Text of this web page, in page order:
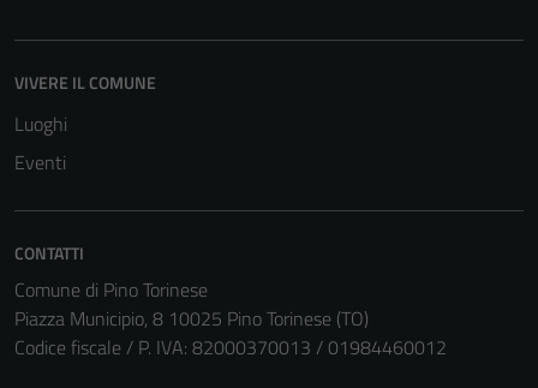
VIVERE IL COMUNE
Luoghi
Eventi
CONTATTI
Comune di Pino Torinese
Piazza Municipio, 8 10025 Pino Torinese (TO)
Codice fiscale / P. IVA: 82000370013 / 01984460012